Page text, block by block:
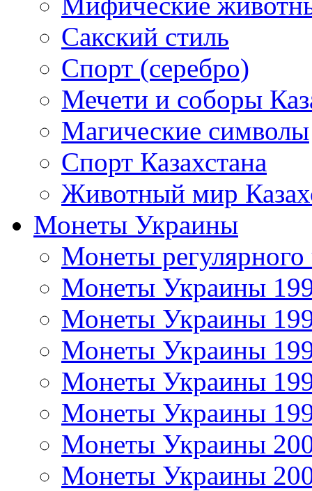
Сакский стиль
Спорт (серебро)
Мечети и соборы
Магические символы
Спорт Казахстана
Животный мир
Монеты Украины
Монеты регулярного
Монеты Украины
Монеты Украины
Монеты Украины
Монеты Украины
Монеты Украины
Монеты Украины
Монеты Украины